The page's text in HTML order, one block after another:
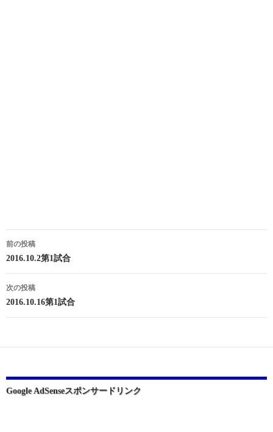
投
稿
ナ
ビ
ー
ョ
前の投稿
2016.10.2第1試合
次の投稿
2016.10.16第1試合
Google AdSenseスポンサードリンク